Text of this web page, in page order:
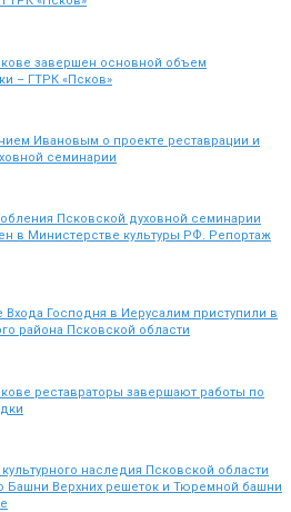
завершен основной объем
– ГТРК «Псков»
Ивановым о проекте реставрации и
семинарии
Псковской духовной семинарии
в Министерстве культуры РФ. Репортаж
Входа Господня в Иерусалим приступили в
района Псковской области
реставраторы завершают работы по
наследия Псковской области
Башни Верхних решеток и Тюремной башни